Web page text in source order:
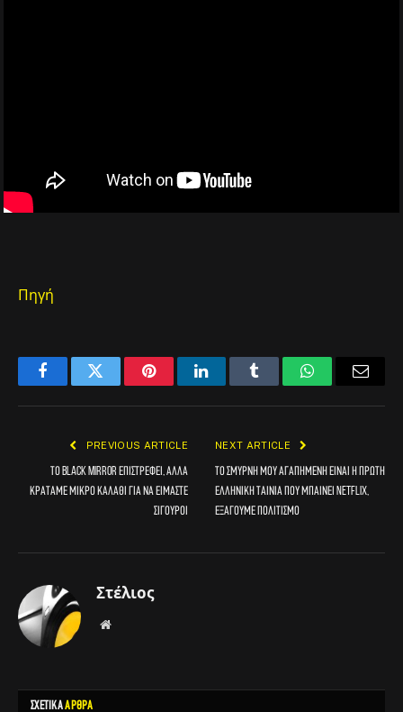
Πηγή
FacebookTwitter PinterestLinkedInTumblr WhatsApp
PREVIOUS ARTICLE
Το Black Mirror επιστρέφει, αλλά
κρατάμε μικρό καλάθι για να είμαστε
σίγουροι
NEXT ARTICLE
Το Σμύρνη Μου Αγαπημένη είναι η πρώτη
ελληνική ταινία που μπαίνει Netflix,
εξάγουμε πολιτισμό
Στέλιος
Website
ΣΧΕΤΙΚΑΑΡΘΡΑ